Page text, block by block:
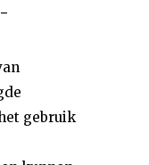
gebruik